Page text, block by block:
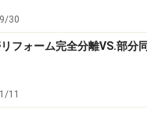
でかなり対策できるよ
選びましょう。
ッチンの優れた機能面
適になるかなど、リフ
30
フォーム完全分離VS.部分
11